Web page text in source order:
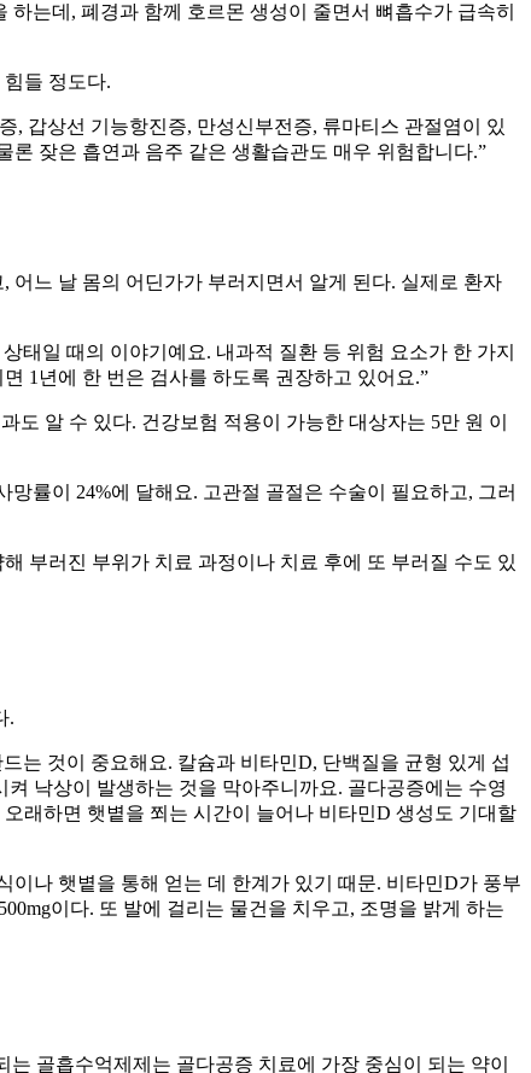
는데, 폐경과 함께 호르몬 생성이 줄면서 뼈흡수가 급속히
들 정도다.
, 갑상선 기능항진증, 만성신부전증, 류마티스 관절염이 있
잦은 흡연과 음주 같은 생활습관도 매우 위험합니다.”
어느 날 몸의 어딘가가 부러지면서 알게 된다. 실제로 환자
태일 때의 이야기예요. 내과적 질환 등 위험 요소가 한 가지
1년에 한 번은 검사를 하도록 권장하고 있어요.”
알 수 있다. 건강보험 적용이 가능한 대상자는 5만 원 이
률이 24%에 달해요. 고관절 골절은 수술이 필요하고, 그러
부러진 부위가 치료 과정이나 치료 후에 또 부러질 수도 있
.
는 것이 중요해요. 칼슘과 비타민D, 단백질을 균형 있게 섭
낙상이 발생하는 것을 막아주니까요. 골다공증에는 수영
래하면 햇볕을 쬐는 시간이 늘어나 비타민D 생성도 기대할
나 햇볕을 통해 얻는 데 한계가 있기 때문. 비타민D가 풍부
이다. 또 발에 걸리는 물건을 치우고, 조명을 밝게 하는
골흡수억제제는 골다공증 치료에 가장 중심이 되는 약이